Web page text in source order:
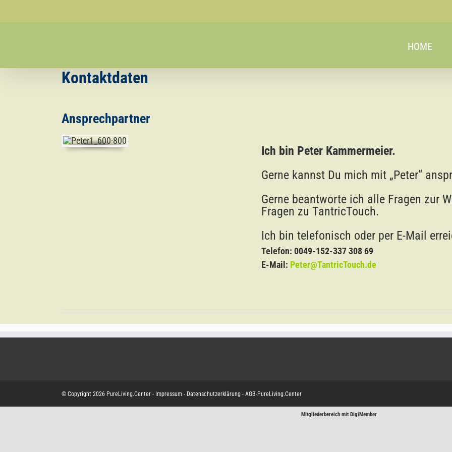
HOME
Kontaktdaten
Ansprechpartner
Ich bin Peter Kammermeier.
Gerne kannst Du mich mit „Peter“
Gerne beantworte ich alle Fragen zur
Fragen zu TantricTouch.
Ich bin telefonisch oder per E-Mail
Telefon: 0049-152-337 308 69
E-Mail: Peter@TantricTouch.de
© Copyright 2026 PureLiving.Center - Impressum - Datenschutzerklärung - AGB-PureLiving.Center
Mitgliederbereich mit DigiMember